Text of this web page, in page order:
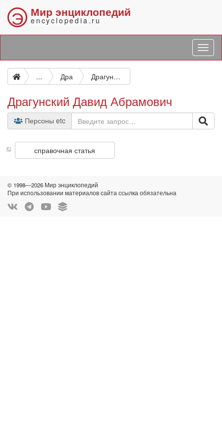
Э Мир энциклопедий
encyclopedia.ru
... Дра Драгунский Давид Абрамович
Драгунский Давид Абрамович
Персоны etc
справочная статья
© 1998—2026 Мир энциклопедий
При использовании материалов сайта ссылка обязательна